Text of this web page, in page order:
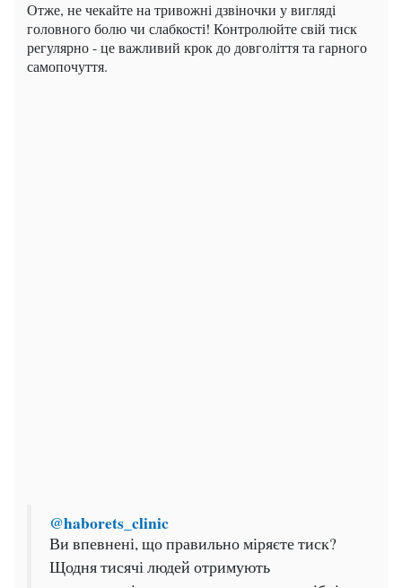
Отже, не чекайте на тривожні дзвіночки у вигляді
головного болю чи слабкості! Контролюйте свій тиск
регулярно - це важливий крок до довголіття та гарного
самопочуття.
@haborets_clinic
Ви впевнені, що правильно міряєте тиск?
Щодня тисячі людей отримують